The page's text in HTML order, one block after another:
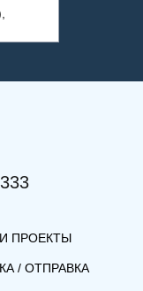
ПРОЕКТЫ
/ ОТПРАВКА